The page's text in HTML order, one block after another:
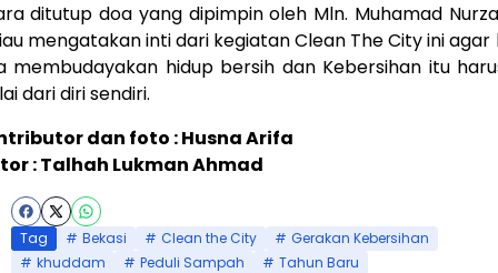
ditutup doa yang dipimpin oleh Mln. Muhamad
mengatakan inti dari kegiatan Clean The City ini agar
membudayakan hidup bersih dan Kebersihan itu
dari diri sendiri.
dan foto : Husna Arifa
: Talhah Lukman Ahmad
Tag Bekasi Clean the City
Gerakan Kebersihan
khuddam
Peduli Sampah Tahun Baru